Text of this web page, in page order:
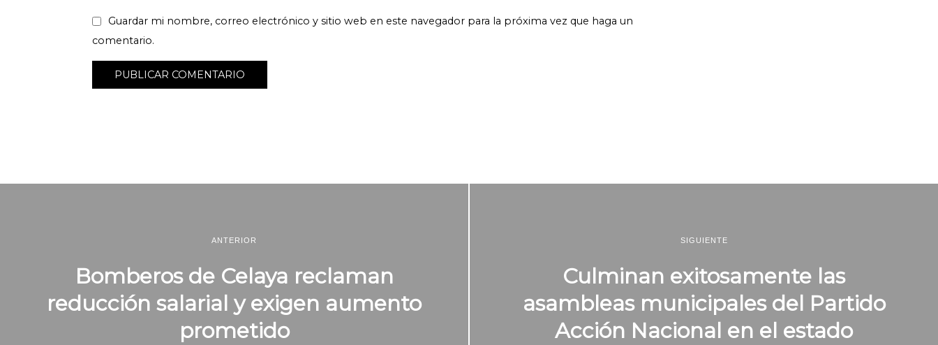
Guardar mi nombre, correo electrónico y sitio web en este navegador para la próxima vez que haga un
comentario.
ANTERIOR
Bomberos de Celaya reclaman
reducción salarial y exigen aumento
prometido
SIGUIENTE
Culminan exitosamente las
asambleas municipales del Partido
Acción Nacional en el estado